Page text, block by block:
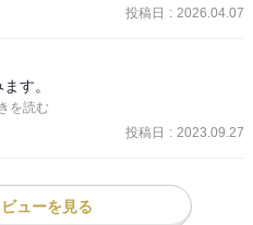
取り戻す最終決戦へ向かってい
撃破した絶対王アンドラゴラ
仮面ヒルメス。敗走のルシタニ
ル。宿敵たちが、アルスラーン
ニア軍との因縁の再戦。運命の
に出撃…!
投稿日 : 2026.04.07
す。
史的大敗から九か月――。かつて
撃破した絶対王アンドラゴラ
仮面ヒルメス。敗走のルシタニ
を読む
投稿日 : 2023.09.27
ューを見る